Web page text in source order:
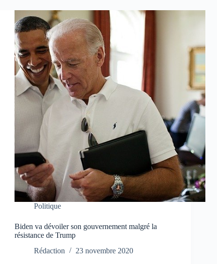
Politique
Biden va dévoiler son gouvernement malgré la
résistance de Trump
Rédaction
23 novembre 2020